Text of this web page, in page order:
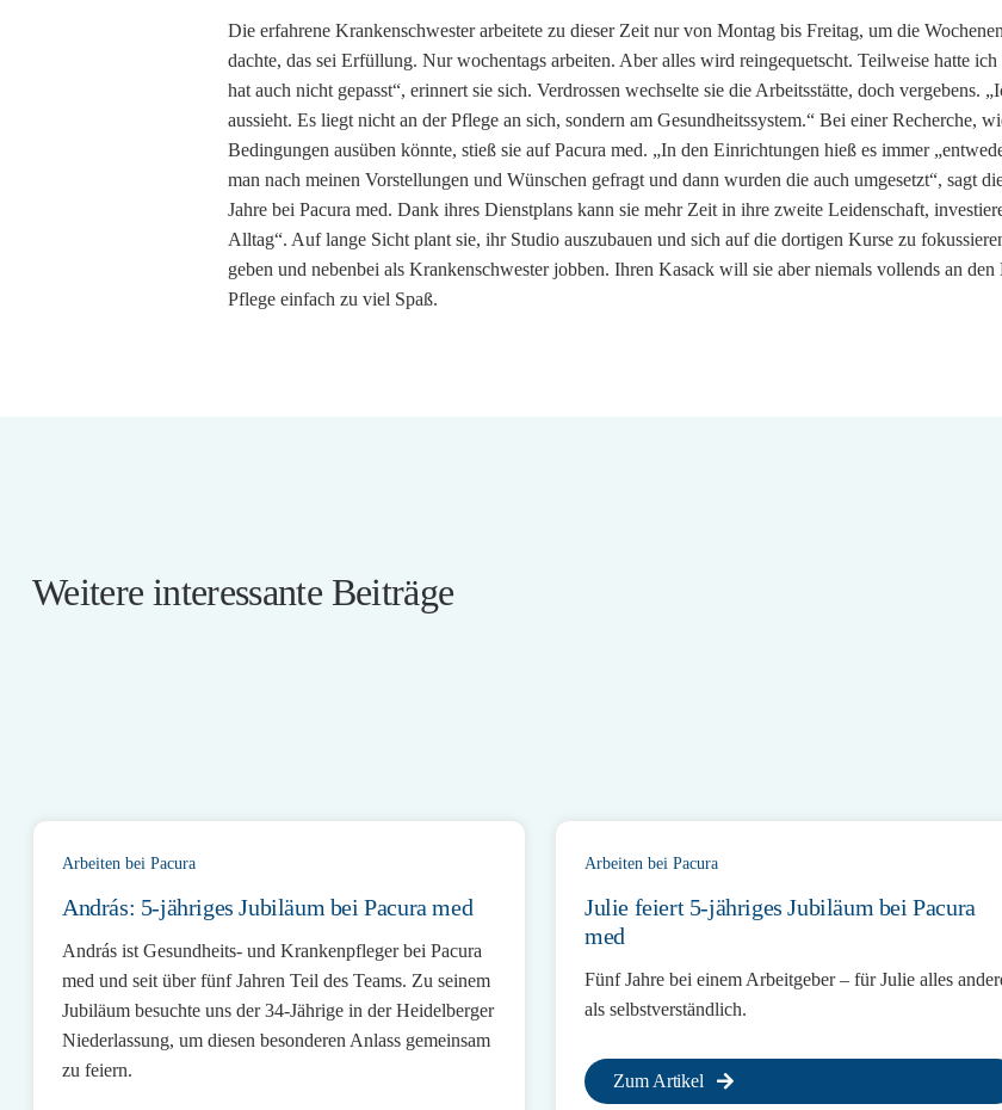
Die erfahrene Krankenschwester arbeitete zu dieser Zeit nur von Montag bis Freitag, um die
dachte, das sei Erfüllung. Nur wochentags arbeiten. Aber alles wird reingequetscht. Teilweise hatte
hat auch nicht gepasst“, erinnert sie sich. Verdrossen wechselte sie die Arbeitsstätte, doch vergebens.
aussieht. Es liegt nicht an der Pflege an sich, sondern am Gesundheitssystem.“ Bei einer Recherche,
Bedingungen ausüben könnte, stieß sie auf Pacura med. „In den Einrichtungen hieß es immer
man nach meinen Vorstellungen und Wünschen gefragt und dann wurden die auch umgesetzt“, sagt
Jahre bei Pacura med. Dank ihres Dienstplans kann sie mehr Zeit in ihre zweite Leidenschaft,
Alltag“. Auf lange Sicht plant sie, ihr Studio auszubauen und sich auf die dortigen Kurse zu
geben und nebenbei als Krankenschwester jobben. Ihren Kasack will sie aber niemals vollends an
Pflege einfach zu viel Spaß.
Weitere interessante Beiträge
Arbeiten bei Pacura
András: 5-jähriges Jubiläum bei Pacura med
András ist Gesundheits- und Krankenpfleger bei Pacura
med und seit über fünf Jahren Teil des Teams. Zu seinem
Jubiläum besuchte uns der 34-Jährige in der Heidelberger
Niederlassung, um diesen besonderen Anlass gemeinsam
zu feiern.
Arbeiten bei Pacura
Julie feiert 5-jähriges Jubiläum bei Pacura
med
Fünf Jahre bei einem Arbeitgeber – für Julie alles
als selbstverständlich.
Zum Artikel